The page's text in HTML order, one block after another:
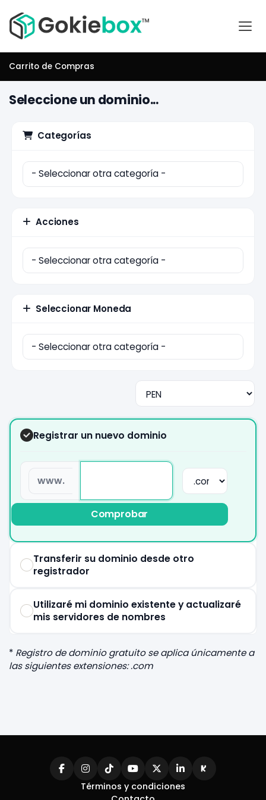
Carrito de Compras
Seleccione un dominio...
Categorías
Acciones
Seleccionar Moneda
Registrar un nuevo dominio
www.
Comprobar
Transferir su dominio desde otro
registrador
Utilizaré mi dominio existente y actualizaré
mis servidores de nombres
* Registro de dominio gratuito se aplica únicamente a
las siguientes extensiones: .com
Términos y condiciones